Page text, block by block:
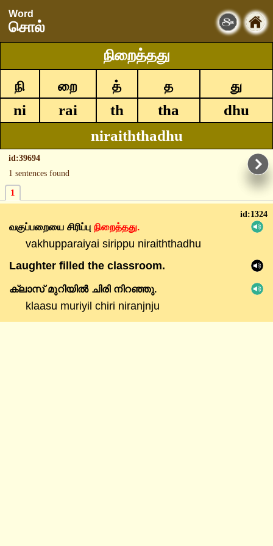
Word
சொல்
நிறைத்தது
நி றை த் த து
ni rai th tha
dhu
niraiththadhu
id:39694
1 sentences found
1
id:1324
வகுப்பறையை சிரிப்பு நிறைத்தது.
vakhupparaiyai sirippu niraiththadhu
Laughter filled the classroom.
ക്ലാസ് മുറിയിൽ ചിരി നിറഞ്ഞു.
klaasu muriyil chiri niranjnju